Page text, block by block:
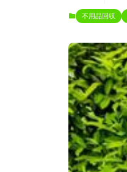
不用品回収